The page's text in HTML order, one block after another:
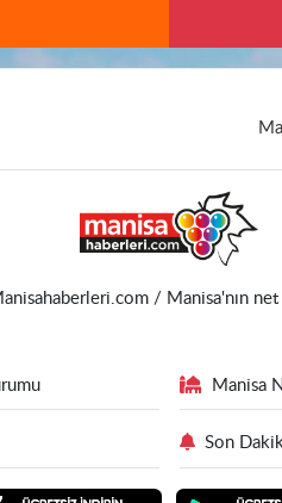
/ Manisa'nın net
Manisa
Son